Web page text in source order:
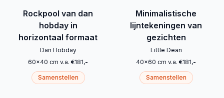
Rockpool van dan
hobday in
horizontaal formaat
Dan Hobday
60x40 cm v.a. €181,-
Samenstellen
Minimalistische
lijntekeningen van
gezichten
Little Dean
40x60 cm v.a. €181,-
Samenstellen